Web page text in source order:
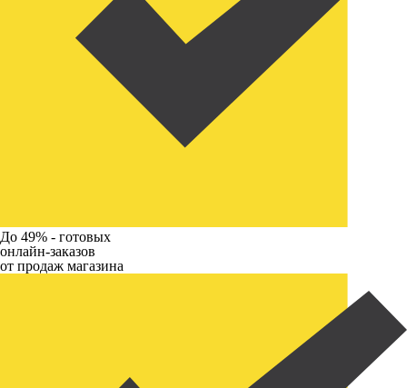
До 49% - готовых
онлайн-заказов
от продаж магазина